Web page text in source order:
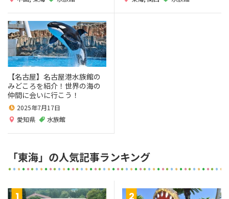
【名古屋】名古屋港水族館の
みどころを紹介！世界の海の
仲間に会いに行こう！
2025年7月17日
愛知県
水族館
「東海」の人気記事ランキング